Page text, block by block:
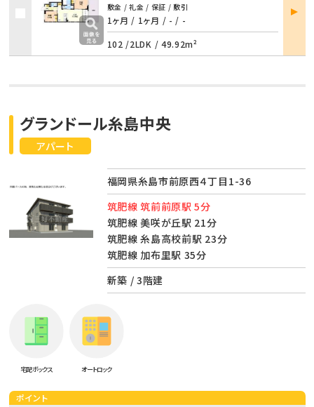
敷金 / 礼金 / 保証 / 敷引
1ヶ月 / 1ヶ月 / - / -
102 /2LDK / 49.92m²
部屋
詳細
アパート
グランドール糸島中央
福岡県糸島市前原西４丁目1-36
筑肥線 筑前前原駅 5分
筑肥線 美咲が丘駅 21分
筑肥線 糸島高校前駅 23分
筑肥線 加布里駅 35分
新築 / 3階建
宅配ボックス オートロック
ポイント